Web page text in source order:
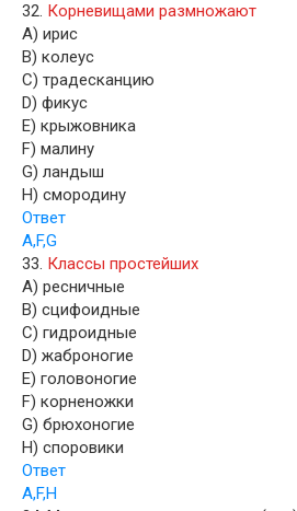
32. Корневищами размножают
A) ирис
B) колеус
C) традесканцию
D) фикус
E) крыжовника
F) малину
G) ландыш
H) смородину
Ответ
A,F,G
33. Классы простейших
A) ресничные
B) сцифоидные
C) гидроидные
D) жаброногие
E) головоногие
F) корненожки
G) брюхоногие
H) споровики
Ответ
A,F,H